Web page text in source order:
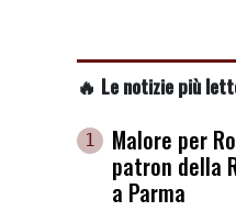
🔥 Le notizie più
1
Malore per
patron della
a Parma